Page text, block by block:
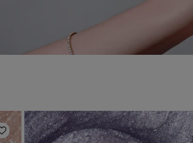
Zur Wunschliste hinzufügen